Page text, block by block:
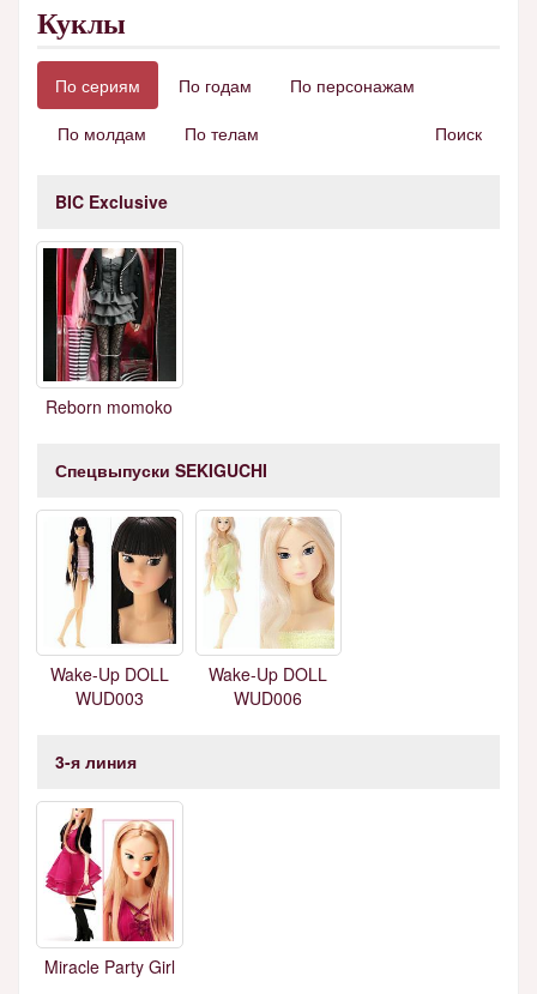
Куклы
По сериям По годам
По персонажам
По молдам
По телам Поиск
BIC Exclusive
Reborn momoko
Спецвыпуски SEKIGUCHI
Wake-Up DOLL
WUD003
Wake-Up DOLL
WUD006
3-я линия
Miracle Party Girl